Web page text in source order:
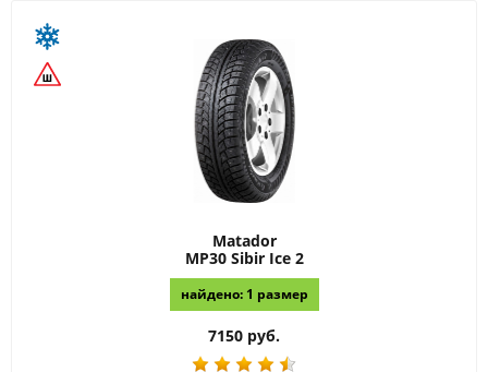
Matador
MP30 Sibir Ice 2
найдено: 1 размер
7150 руб.